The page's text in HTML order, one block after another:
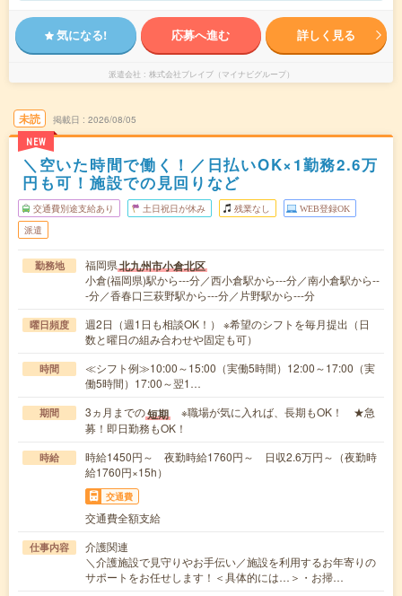
気になる! 応募へ進む 詳しく見る
派遣会社 株式会社ブレイブ（マイナビグループ）
未読
NEW
掲載日 2026/08/05
＼空いた時間で働く！／日払いOK×1勤務2.6万
円も可！施設での見回りなど
交通費別途支給あり 土日祝日が休み 残業なし WEB登録OK
派遣
勤務地 福岡県北九州市小倉北区
小倉(福岡県)駅から---分／西小倉駅から---分／南小倉駅から--
-分／香春口三萩野駅から---分／片野駅から---分
曜日頻度
週2日（週1日も相談OK！） ※希望のシフトを毎月提出（日
数と曜日の組み合わせや固定も可）
時間
≪シフト例≫10:00～15:00（実働5時間）12:00～17:00（実
働5時間）17:00～翌1…
期間 3ヵ月までの短期
※職場が気に入れば、長期もOK！ ★急
募！即日勤務もOK！
時給
時給1450円～ 夜勤時給1760円～ 日収2.6万円～（夜勤時
給1760円×15h）
交通費
交通費全額支給
仕事内容
介護関連
＼介護施設で見守りやお手伝い／施設を利用するお年寄りの
サポートをお任せします！＜具体的には…＞・お掃…